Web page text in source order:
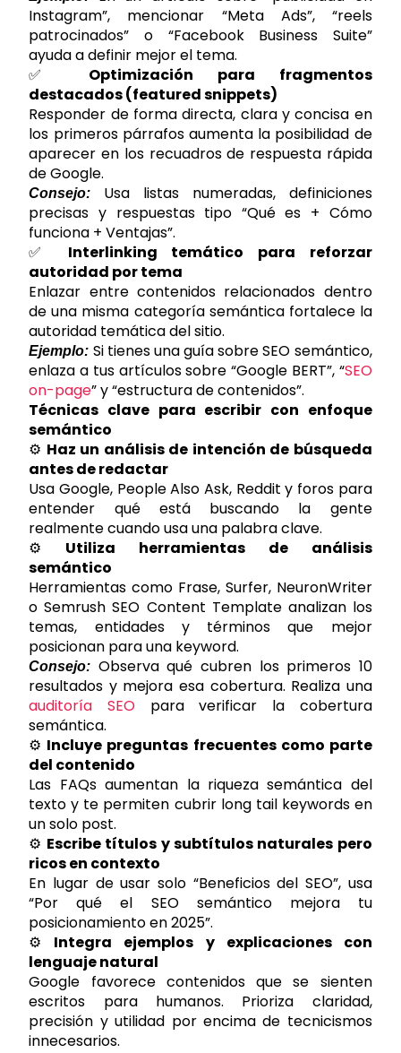
Instagram”, mencionar “Meta Ads”, “reels
patrocinados” o “Facebook Business Suite”
ayuda a definir mejor el tema.
✅ Optimización para fragmentos
destacados (featured snippets)
Responder de forma directa, clara y concisa en
los primeros párrafos aumenta la posibilidad de
aparecer en los recuadros de respuesta rápida
de Google.
Consejo:
Usa listas numeradas, definiciones
precisas y respuestas tipo “Qué es + Cómo
funciona + Ventajas”.
✅ Interlinking temático para reforzar
autoridad por tema
Enlazar entre contenidos relacionados dentro
de una misma categoría semántica fortalece la
autoridad temática del sitio.
Ejemplo: Si tienes una guía sobre SEO semántico,
enlaza a tus artículos sobre “Google BERT”, “SEO
on-page” y “estructura de contenidos”.
Técnicas clave para escribir con enfoque
semántico
⚙️ Haz un análisis de intención de búsqueda
antes de redactar
Usa Google, People Also Ask, Reddit y foros para
entender qué está buscando la gente
realmente cuando usa una palabra clave.
⚙️ Utiliza herramientas de análisis
semántico
Herramientas como Frase, Surfer, NeuronWriter
o Semrush SEO Content Template analizan los
temas, entidades y términos que mejor
posicionan para una keyword.
Consejo: Observa qué cubren los primeros 10
resultados y mejora esa cobertura. Realiza una
auditoría SEO para verificar la cobertura
semántica.
⚙️ Incluye preguntas frecuentes como parte
del contenido
Las FAQs aumentan la riqueza semántica del
texto y te permiten cubrir long tail keywords en
un solo post.
⚙️ Escribe títulos y subtítulos naturales pero
ricos en contexto
En lugar de usar solo “Beneficios del SEO”, usa
“Por qué el SEO semántico mejora tu
posicionamiento en 2025”.
⚙️ Integra ejemplos y explicaciones con
lenguaje natural
Google favorece contenidos que se sienten
escritos para humanos. Prioriza claridad,
precisión y utilidad por encima de tecnicismos
innecesarios.